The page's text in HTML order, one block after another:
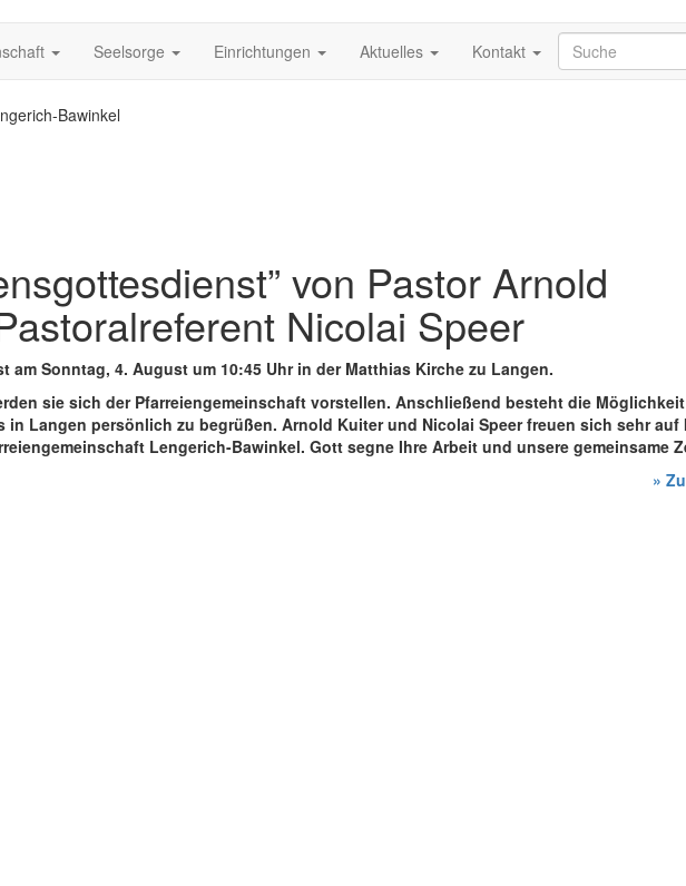
Seelsorge Einrichtungen Aktuelles Kontakt
von Pastor Arnold
Nicolai Speer
am Sonntag, 4. August um 10:45 Uhr in der Matthias Kirche zu Langen.
sie sich der Pfarreiengemeinschaft vorstellen. Anschließend besteht die Möglichkeit
in Langen persönlich zu begrüßen. Arnold Kuiter und Nicolai Speer freuen sich sehr auf
Lengerich-Bawinkel. Gott segne Ihre Arbeit und unsere gemeinsame
»